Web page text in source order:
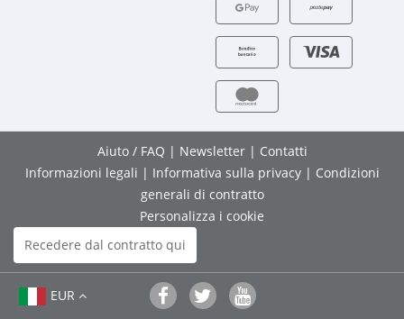
Aiuto / FAQ | Newsletter | Contatti
Informazioni legali | Informativa sulla privacy | Condizioni
generali di contratto
Personalizza i cookie
Recedere dal contratto qui
EUR